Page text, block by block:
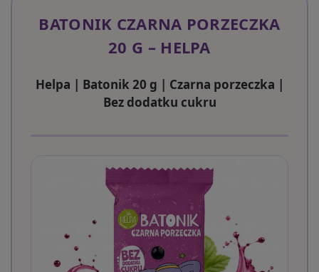
BATONIK CZARNA PORZECZKA
20 G – HELPA
Helpa | Batonik 20 g | Czarna porzeczka |
Bez dodatku cukru